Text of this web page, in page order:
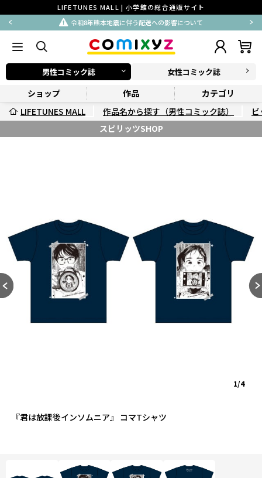
LIFETUNES MALL | 小学館の総合通販サイト
令和8年熊本地震に伴う配送への影響について
男性コミック誌 女性コミック誌
ショップ 作品
カテゴリ
LIFETUNES MALL
作品名から探す（男性コミック誌）
スピリッツSHOP
『君は放課後インソムニア』 コマTシャツ
1/4